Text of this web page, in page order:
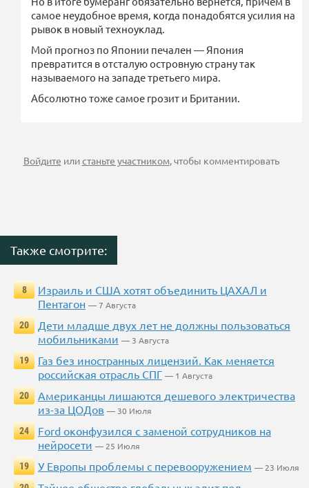
самое неудобное время, когда понадобятся усилия на
рывок в новый техноуклад.
Мой прогноз по Японии печален — Япония
превратится в отсталую островную страну так
называемого на западе третьего мира.
Абсолютно тоже самое грозит и Британии.
Войдите илистаньте участником, чтобы комментировать
Также смотрите:
8
Израиль и США хотят объединить ЦАХАЛ и
Пентагон — 7 Августа
20
Дети младше двух лет не должны пользоваться
мобильниками — 3 Августа
19
Газ без иностранных лицензий. Как меняется
российская отрасль СПГ — 1 Августа
20
Американцы лишаются дешевого электричества
из-за ЦОДов — 30 Июля
24
Ford оконфузился с заменой сотрудников на
нейросети — 25 Июля
19
У Европы проблемы с перевооружением — 23 Июля